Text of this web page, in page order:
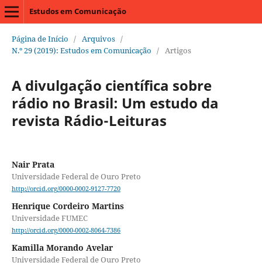
Estudos em Comunicação
Página de Início / Arquivos /
N.º 29 (2019): Estudos em Comunicação / Artigos
A divulgação científica sobre
rádio no Brasil: Um estudo da
revista Rádio-Leituras
Nair Prata
Universidade Federal de Ouro Preto
http://orcid.org/0000-0002-9127-7720
Henrique Cordeiro Martins
Universidade FUMEC
http://orcid.org/0000-0002-8064-7386
Kamilla Morando Avelar
Universidade Federal de Ouro Preto